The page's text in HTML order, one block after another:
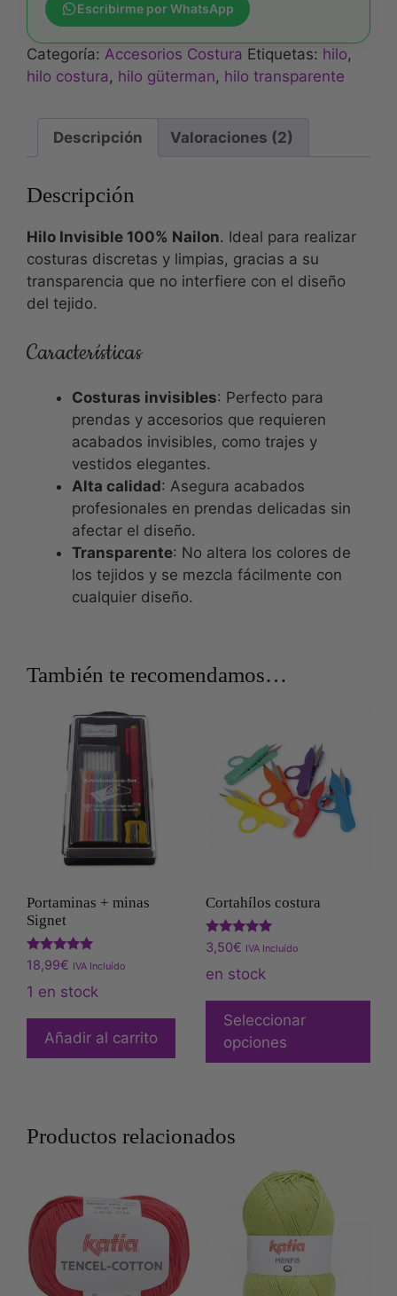
Escribirme por WhatsApp
Categoría: Accesorios Costura Etiquetas: hilo,
hilo costura, hilo güterman, hilo transparente
Descripción Valoraciones (2)
Descripción
Hilo Invisible 100% Nailon. Ideal para realizar
costuras discretas y limpias, gracias a su
transparencia que no interfiere con el diseño
del tejido.
Características
Costuras invisibles: Perfecto para
prendas y accesorios que requieren
acabados invisibles, como trajes y
vestidos elegantes.
Alta calidad: Asegura acabados
profesionales en prendas delicadas sin
afectar el diseño.
Transparente: No altera los colores de
los tejidos y se mezcla fácilmente con
cualquier diseño.
También te recomendamos…
Portaminas + minas
Signet
Valorado
con
5.00
de 5
18,99€ IVA Incluído
1 en stock
Añadir al carrito
Cortahílos costura
Valorado
con
5.00
de 5
3,50€ IVA Incluído
en stock
Seleccionar
opciones
Productos relacionados